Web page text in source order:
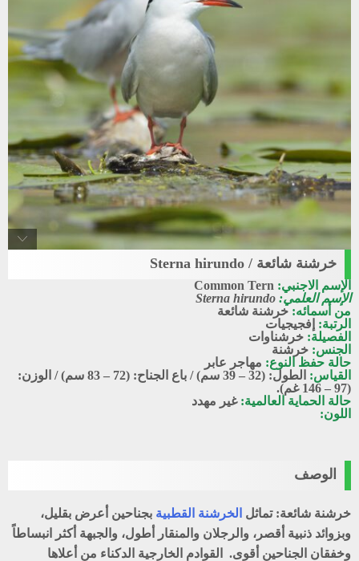
خرشنة شائعة / Sterna hirundo
الإسم الاجنبي: Common Tern
الإسم العلمي: Sterna hirundo
من أسمائه: خرشنة شائعة
الرتبة: إفجيجيات
الفصيلة: خرشناوات
الجنس: خرشنة
حالة حفظ النوع: مهاجر عابر
القياس:
الطول: (32 – 39 سم) / باع الجناح: (72 – 83 سم) / الوزن:
(97 – 146 غم).
حالة الحماية العالمية:غير مهدد
اللون:
الوصف
خرشنة شائعة: تماثل الخرشنة القطبية بجناحين أعرض بقليل،
وبزوائد ذنبية أقصر، والرجلان والمنقار أطول، والجبهة أكثر انبساطاً
وخفقان الجناحين أقوى. القوادم الخارجية الدكناء من أعلاها